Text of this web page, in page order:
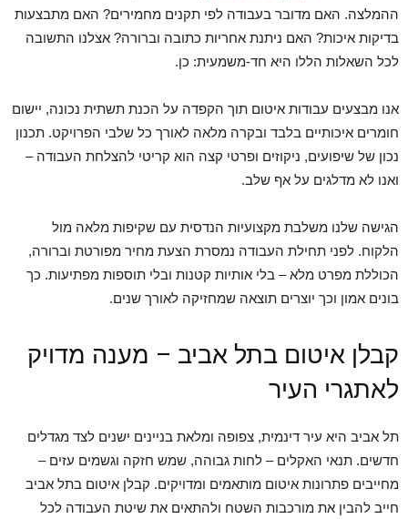
ההמלצה. האם מדובר בעבודה לפי תקנים מחמירים? האם מתבצעות
בדיקות איכות? האם ניתנת אחריות כתובה וברורה? אצלנו התשובה
לכל השאלות הללו היא חד-משמעית: כן.
אנו מבצעים עבודות איטום תוך הקפדה על הכנת תשתית נכונה, יישום
חומרים איכותיים בלבד ובקרה מלאה לאורך כל שלבי הפרויקט. תכנון
נכון של שיפועים, ניקוזים ופרטי קצה הוא קריטי להצלחת העבודה –
ואנו לא מדלגים על אף שלב.
הגישה שלנו משלבת מקצועיות הנדסית עם שקיפות מלאה מול
הלקוח. לפני תחילת העבודה נמסרת הצעת מחיר מפורטת וברורה,
הכוללת מפרט מלא – בלי אותיות קטנות ובלי תוספות מפתיעות. כך
בונים אמון וכך יוצרים תוצאה שמחזיקה לאורך שנים.
קבלן איטום בתל אביב – מענה מדויק
לאתגרי העיר
תל אביב היא עיר דינמית, צפופה ומלאת בניינים ישנים לצד מגדלים
חדשים. תנאי האקלים – לחות גבוהה, שמש חזקה וגשמים עזים –
מחייבים פתרונות איטום מותאמים ומדויקים. קבלן איטום בתל אביב
חייב להבין את מורכבות השטח ולהתאים את שיטת העבודה לכל